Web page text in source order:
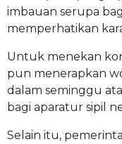
imbauan serupa
memperhatikan
Untuk menekan
pun menerapkan
dalam seminggu
bagi aparatur sipil
Selain itu,